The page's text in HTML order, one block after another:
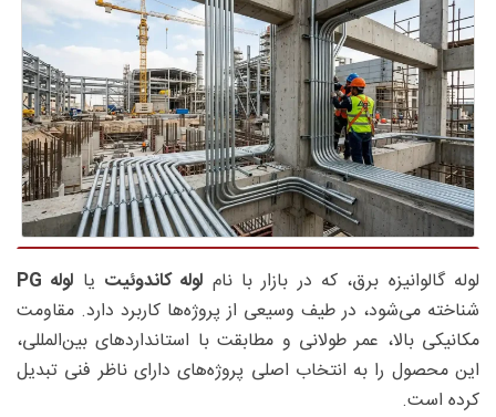
لوله گالوانیزه برق، که در بازار با نام لوله کاندوئیت یا لوله PG
شناخته می‌شود، در طیف وسیعی از پروژه‌ها کاربرد دارد. مقاومت
مکانیکی بالا، عمر طولانی و مطابقت با استانداردهای بین‌المللی،
این محصول را به انتخاب اصلی پروژه‌های دارای ناظر فنی تبدیل
کرده است.